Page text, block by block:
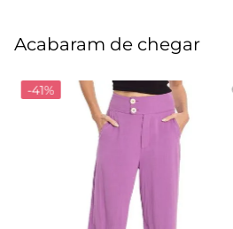
Acabaram de chegar
-41%